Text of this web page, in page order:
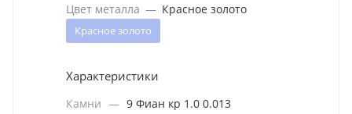
Цвет металла — Красное золото
Красное золото
Характеристики
Камни — 9 Фиан кр 1.0 0.013